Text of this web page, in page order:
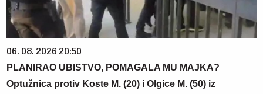
06. 08. 2026 20:50
PLANIRAO UBISTVO, POMAGALA MU MAJKA?
Optužnica protiv Koste M. (20) i Olgice M. (50) iz